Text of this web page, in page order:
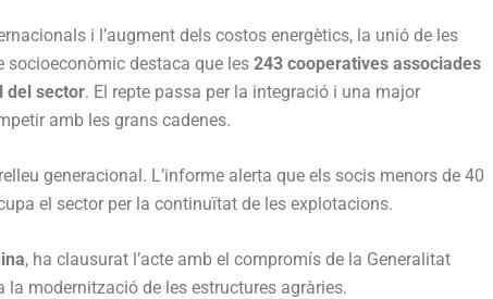
i l’augment dels costos energètics, la unió de les
socioeconòmic destaca que les 243 cooperatives associades
del sector. El repte passa per la integració i una major
amb les grans cadenes.
generacional. L’informe alerta que els socis menors de 40
el sector per la continuïtat de les explotacions.
, ha clausurat l’acte amb el compromís de la Generalitat
la modernització de les estructures agràries.